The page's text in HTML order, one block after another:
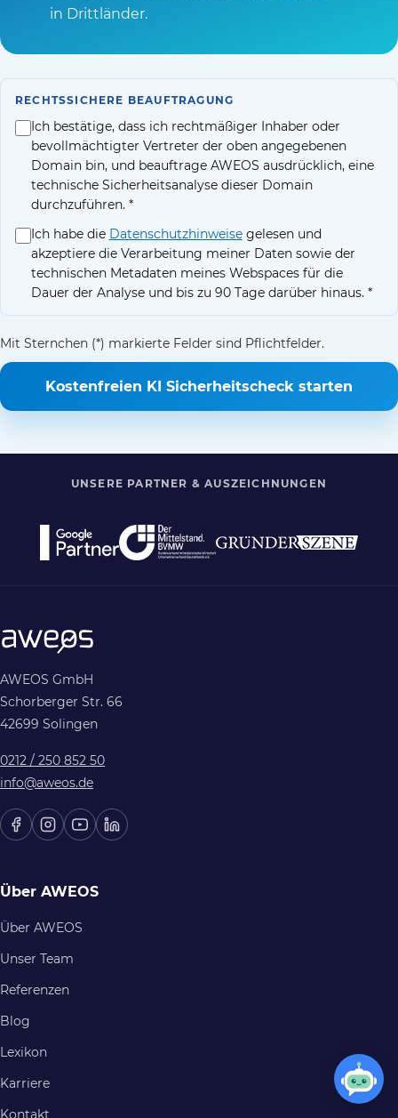
in Drittländer.
RECHTSSICHERE BEAUFTRAGUNG
Ich bestätige, dass ich rechtmäßiger Inhaber oder
bevollmächtigter Vertreter der oben angegebenen
Domain bin, und beauftrage AWEOS ausdrücklich, eine
technische Sicherheitsanalyse dieser Domain
durchzuführen. *
Ich habe die Datenschutzhinweisegelesen und
akzeptiere die Verarbeitung meiner Daten sowie der
technischen Metadaten meines Webspaces für die
Dauer der Analyse und bis zu 90 Tage darüber hinaus. *
Mit Sternchen (*) markierte Felder sind Pflichtfelder.
Kostenfreien KI Sicherheitscheck starten
UNSERE PARTNER & AUSZEICHNUNGEN
AWEOS GmbH
Schorberger Str. 66
42699 Solingen
0212 / 250 852 50
info@aweos.de
Über AWEOS
Über AWEOS
Unser Team
Referenzen
Blog
Lexikon
Karriere
Kontakt